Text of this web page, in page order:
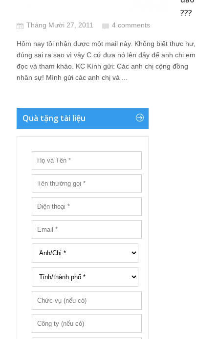
???
Tháng Mười 27, 2011 4 comments
Hôm nay tôi nhận được một mail này. Không biết thực hư,
đúng sai ra sao vì vậy C cứ đưa nó lên đây để anh chị em
đọc và tham khảo. KC Kính gửi: Các anh chị cộng đồng
nhân sự! Mình gửi các anh chị và ...
Quà tặng tài liệu